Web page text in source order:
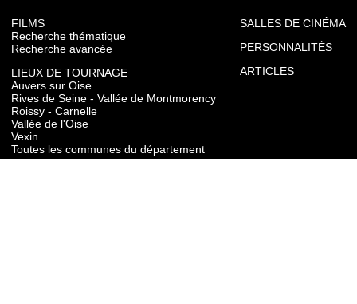
FILMS
Recherche thématique
Recherche avancée
LIEUX DE TOURNAGE
Auvers sur Oise
Rives de Seine - Vallée de Montmorency
Roissy - Carnelle
Vallée de l'Oise
Vexin
Toutes les communes du département
SALLES DE CINÉMA
PERSONNALITÉS
ARTICLES